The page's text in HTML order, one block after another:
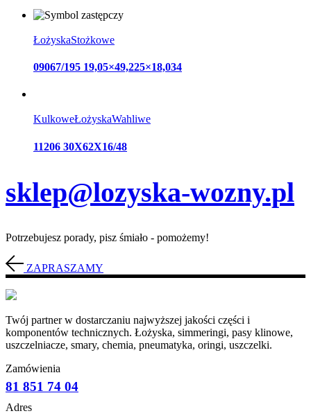
ŁożyskaStożkowe
09067/195 19,05×49,225×18,034
KulkoweŁożyskaWahliwe
11206 30X62X16/48
sklep@lozyska-wozny.pl
Potrzebujesz porady, pisz śmiało - pomożemy!
ZAPRASZAMY
Twój partner w dostarczaniu najwyższej jakości części i
komponentów technicznych. Łożyska, simmeringi, pasy klinowe,
uszczelniacze, smary, chemia, pneumatyka, oringi, uszczelki.
Zamówienia
81 851 74 04
Adres